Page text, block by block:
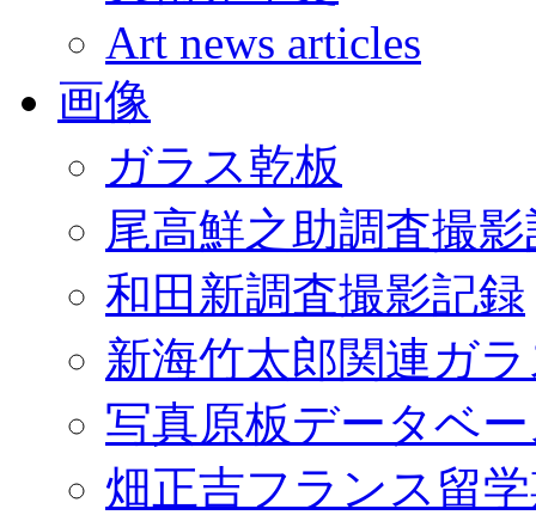
Art news articles
画像
ガラス乾板
尾高鮮之助調査撮
和田新調査撮影記録
新海竹太郎関連ガ
写真原板データベ
畑正吉フランス留